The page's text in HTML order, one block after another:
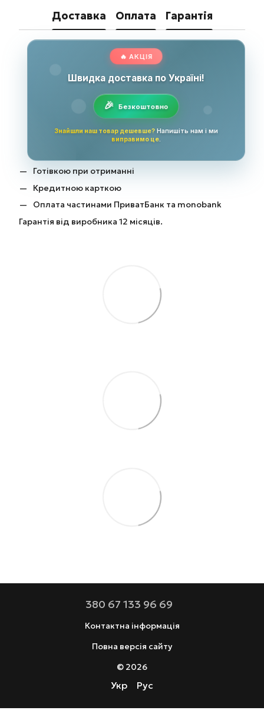
Доставка Оплата Гарантія
🔥 АКЦІЯ
Швидка доставка по Україні!
Безкоштовно
Знайшли наш товар дешевше? Напишіть нам і ми
виправимо це.
Готівкою при отриманні
Кредитною карткою
Оплата частинами ПриватБанк та monobank
Гарантія від виробника 12 місяців.
380 67 133 96 69
Контактна інформація
Повна версія сайту
© 2026
Укр Рус